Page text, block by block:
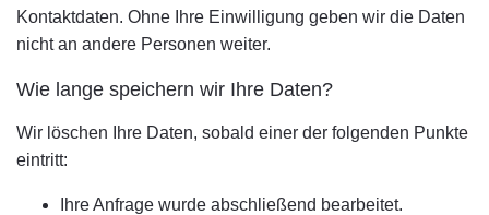
Kontaktdaten. Ohne Ihre Einwilligung geben wir die Daten
nicht an andere Personen weiter.
Wie lange speichern wir Ihre Daten?
Wir löschen Ihre Daten, sobald einer der folgenden Punkte
eintritt:
Ihre Anfrage wurde abschließend bearbeitet.